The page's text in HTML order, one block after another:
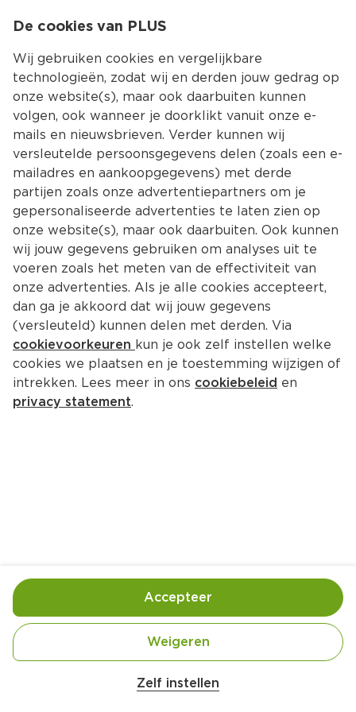
Kies jouw
Terug Producten
Smaakt Amandelen bio
Per Zak 200 g  (per kilo €29.95)
Handige informatie over dit product
De cookies van PLUS
Wij gebruiken cookies en vergelijkbare
technologieën, zodat wij en derden jouw gedrag op
onze website(s), maar ook daarbuiten kunnen
volgen, ook wanneer je doorklikt vanuit onze e-
mails en nieuwsbrieven. Verder kunnen wij
versleutelde persoonsgegevens delen (zoals een e-
mailadres en aankoopgegevens) met derde
partijen zoals onze advertentiepartners om je
gepersonaliseerde advertenties te laten zien op
onze website(s), maar ook daarbuiten. Ook kunnen
wij jouw gegevens gebruiken om analyses uit te
voeren zoals het meten van de effectiviteit van
onze advertenties. Als je alle cookies accepteert,
dan ga je akkoord dat wij jouw gegevens
(versleuteld) kunnen delen met derden. Via
cookievoorkeuren kun je ook zelf instellen welke
cookies we plaatsen en je toestemming wijzigen of
intrekken. Lees meer in ons cookiebeleid en
privacy statement.
Zelf instellen
Weigeren
Accepteer